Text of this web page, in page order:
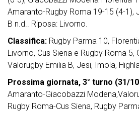
Amaranto-Rugby Roma 19-15 (4-1),
B n.d.. Riposa: Livorno.
Classifica: Rugby Parma 10,
Livorno, Cus Siena e Rugby Roma
Valorugby Emilia B, Jesi, Imola,
Prossima giornata, 3° turno (31/
Amaranto-Giacobazzi
Rugby Roma-Cus Siena, Rugby